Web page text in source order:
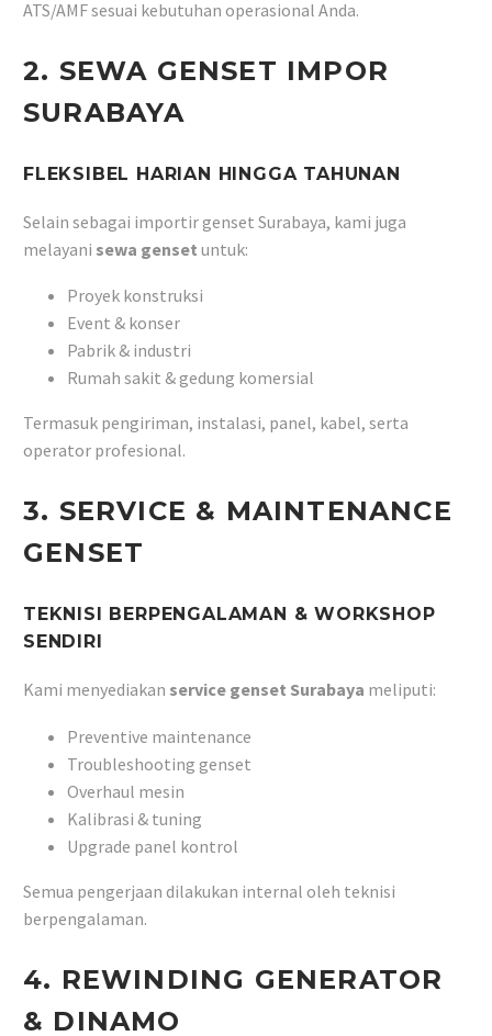
ATS/AMF sesuai kebutuhan operasional Anda.
2. SEWA GENSET IMPOR
SURABAYA
FLEKSIBEL HARIAN HINGGA TAHUNAN
Selain sebagai importir genset Surabaya, kami juga
melayani sewa genset untuk:
Proyek konstruksi
Event & konser
Pabrik & industri
Rumah sakit & gedung komersial
Termasuk pengiriman, instalasi, panel, kabel, serta
operator profesional.
3. SERVICE & MAINTENANCE
GENSET
TEKNISI BERPENGALAMAN & WORKSHOP
SENDIRI
Kami menyediakan service genset Surabaya meliputi:
Preventive maintenance
Troubleshooting genset
Overhaul mesin
Kalibrasi & tuning
Upgrade panel kontrol
Semua pengerjaan dilakukan internal oleh teknisi
berpengalaman.
4. REWINDING GENERATOR
& DINAMO